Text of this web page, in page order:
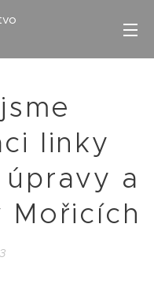
linky
a
Mořicích